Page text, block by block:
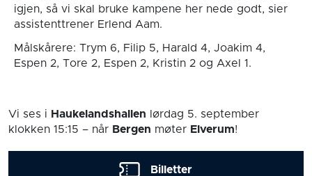
igjen, så vi skal bruke kampene her nede godt, sier
assistenttrener Erlend Aam.
Målskårere: Trym 6, Filip 5, Harald 4, Joakim 4,
Espen 2, Tore 2, Espen 2, Kristin 2 og Axel 1.
Vi ses i Haukelandshallen lørdag 5. september
klokken 15:15 – når Bergen møter Elverum!
Billetter